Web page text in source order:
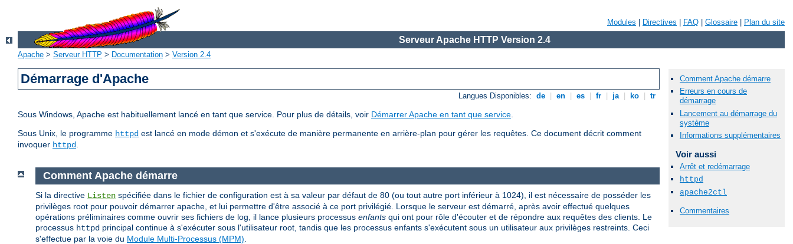
Modules Directives FAQ Glossaire Plan du site
Serveur Apache HTTP Version 2.4
Apache > Serveur HTTP > Documentation > Version 2.4
Démarrage d'Apache
Langues Disponibles: de en es fr ja ko tr
Sous Windows, Apache est habituellement lancé en tant que service. Pour plus de détails, voir Démarrer Apache en tant que service.
Sous Unix, le programme httpd est lancé en mode démon et s'exécute de manière permanente en arrière-plan pour gérer les requêtes. Ce document décrit comment
invoquer httpd.
Comment Apache démarre
Erreurs en cours de
démarrage
Lancement au démarrage du
système
Informations supplémentaires
Voir aussi
Arrêt et redémarrage
httpd
apache2ctl
Commentaires
Comment Apache démarre
Si la directive Listen spécifiée dans le fichier de configuration est à sa valeur par défaut de 80 (ou tout autre port inférieur à 1024), il est nécessaire de posséder les
privilèges root pour pouvoir démarrer apache, et lui permettre d'être associé à ce port privilégié. Lorsque le serveur est démarré, après avoir effectué quelques
opérations préliminaires comme ouvrir ses fichiers de log, il lance plusieurs processus enfants qui ont pour rôle d'écouter et de répondre aux requêtes des clients. Le
processus httpd principal continue à s'exécuter sous l'utilisateur root, tandis que les processus enfants s'exécutent sous un utilisateur aux privilèges restreints. Ceci
s'effectue par la voie du Module Multi-Processus (MPM)